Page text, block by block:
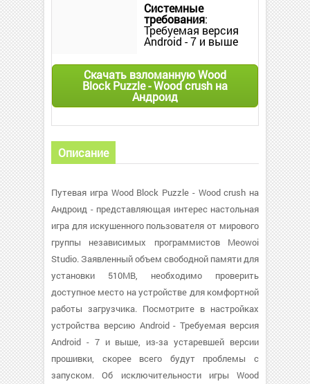
Системные
требования:
Требуемая версия
Android - 7 и выше
Скачать взломанную Wood
Block Puzzle - Wood crush на
Андроид
Описание
Путевая игра Wood Block Puzzle - Wood crush на
Андроид - представляющая интерес настольная
игра для искушенного пользователя от мирового
группы независимых программистов Meowoi
Studio. Заявленный объем свободной памяти для
установки 510MB, необходимо проверить
доступное место на устройстве для комфортной
работы загрузчика. Посмотрите в настройках
устройства версию Android - Требуемая версия
Android - 7 и выше, из-за устаревшей версии
прошивки, скорее всего будут проблемы с
запуском. Об исключительности игры Wood